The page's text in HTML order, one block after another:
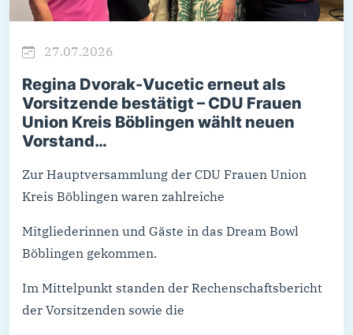
27.07.2026
Regina Dvorak-Vucetic erneut als
Vorsitzende bestätigt – CDU Frauen
Union Kreis Böblingen wählt neuen
Vorstand…
Zur Hauptversammlung der CDU Frauen Union
Kreis Böblingen waren zahlreiche
Mitgliederinnen und Gäste in das Dream Bowl
Böblingen gekommen.
Im Mittelpunkt standen der Rechenschaftsbericht
der Vorsitzenden sowie die